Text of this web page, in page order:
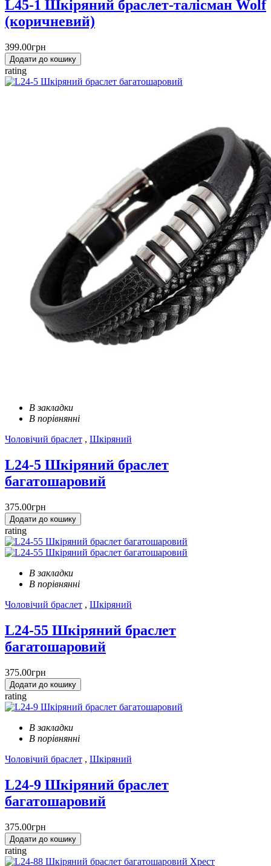
L45-1 Шкіряний браслет-талісман Wolf
(коричневий)
399.00грн
Додати до кошику
rating
В закладки
В порівнянні
Чоловічий браслет , Шкіряний
L24-5 Шкіряний браслет
багатошаровий
375.00грн
Додати до кошику
rating
В закладки
В порівнянні
Чоловічий браслет , Шкіряний
L24-55 Шкіряний браслет
багатошаровий
375.00грн
Додати до кошику
rating
В закладки
В порівнянні
Чоловічий браслет , Шкіряний
L24-9 Шкіряний браслет
багатошаровий
375.00грн
Додати до кошику
rating